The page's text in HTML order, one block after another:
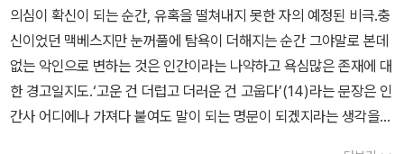
간에 거짓과 위선에 의해 쌓아올린 운명은 무너지기 마련이란 것을
이 작품은 우리에게 말하고 있다. 그동안 다른 희곡을 많이 읽어서인
지 재독한 <맥버스>는 처음 읽을때보다 더 재미있었고 흥미로웠다.
역시 책은 많이 읽어볼수록 더 많이 볼 수 있는 것 같다. 이번 주 희곡
읽기 끝~!!
때눈이 보기 두려워할 그 일은 일어나라.ㅡ 30쪽, 맥베스.그 욕망의
근원은 권력이었다. 그러나 처음부터 그가 탐욕으로 얼룩진 마음을
가진 것은 아니었다.이것이 다른 작품의 인물(오셀로의 이야고 등)과
는 다른데 그는 다른 이에 의해서 동기를 강하게 부여받은 것이다. 여
기서는 그 역할을 세 명의 마녀가 하고 있다. 게다가 맥베스 부인도 옆
에서 충동질하고있다. 그래서 맥베스 자체의 등장인물이 가지는 매력
의심이 확신이 되는 순간, 유혹을 떨쳐내지 못한 자의 예정된 비극.충
신이었던 맥베스지만 눈꺼풀에 탐욕이 더해지는 순간 그야말로 본데
없는 악인으로 변하는 것은 인간이라는 나약하고 욕심많은 존재에 대
한 경고일지도.‘고운 건 더럽고 더러운 건 고웁다’(14)라는 문장은 인
간사 어디에나 가져다 붙여도 말이 되는 명문이 되겠지라는 생각을